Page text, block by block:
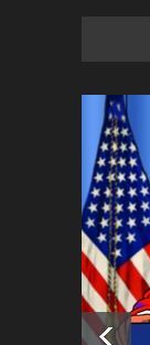
پوستر
کارتون و
خیری